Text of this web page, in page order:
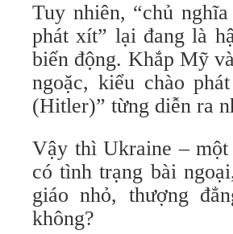
Tuy nhiên, “chủ
phát xít” lại đang là
biến động. Khắp Mỹ
ngoặc, kiểu chào
(Hitler)” từng diễn ra
Vậy thì Ukraine –
có tình trạng bài
giáo nhỏ, thượng
không?